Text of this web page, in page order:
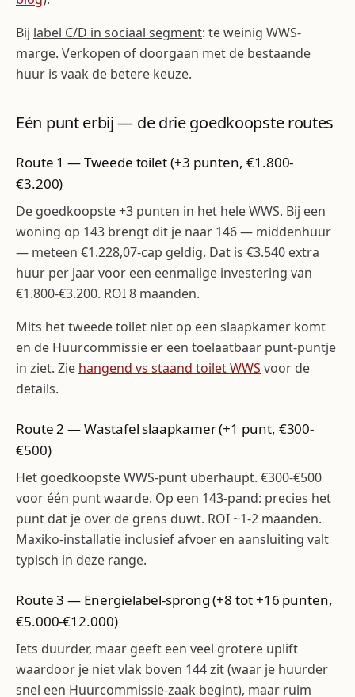
Bij label C/D in sociaal segment: te weinig WWS-
marge. Verkopen of doorgaan met de bestaande
huur is vaak de betere keuze.
Eén punt erbij — de drie goedkoopste routes
Route 1 — Tweede toilet (+3 punten, €1.800-
€3.200)
De goedkoopste +3 punten in het hele WWS. Bij een
woning op 143 brengt dit je naar 146 — middenhuur
— meteen €1.228,07-cap geldig. Dat is €3.540 extra
huur per jaar voor een eenmalige investering van
€1.800-€3.200. ROI 8 maanden.
Mits het tweede toilet niet op een slaapkamer komt
en de Huurcommissie er een toelaatbaar punt-puntje
in ziet. Zie hangend vs staand toilet WWS voor de
details.
Route 2 — Wastafel slaapkamer (+1 punt, €300-
€500)
Het goedkoopste WWS-punt überhaupt. €300-€500
voor één punt waarde. Op een 143-pand: precies het
punt dat je over de grens duwt. ROI ~1-2 maanden.
Maxiko-installatie inclusief afvoer en aansluiting valt
typisch in deze range.
Route 3 — Energielabel-sprong (+8 tot +16 punten,
€5.000-€12.000)
Iets duurder, maar geeft een veel grotere uplift
waardoor je niet vlak boven 144 zit (waar je huurder
snel een Huurcommissie-zaak begint), maar ruim